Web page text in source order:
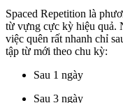
Spaced Repetition là
từ vựng cực kỳ hiệu quả.
việc quên rất nhanh chỉ
tập từ mới theo chu kỳ:
Sau 1 ngày
Sau 3 ngày